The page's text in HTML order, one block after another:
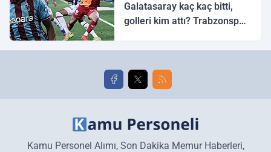
Galatasaray kaç kaç bitti,
golleri kim attı? Trabzonspor
golleri!
Kamu Personel Alımı, Son Dakika Memur Haberleri,